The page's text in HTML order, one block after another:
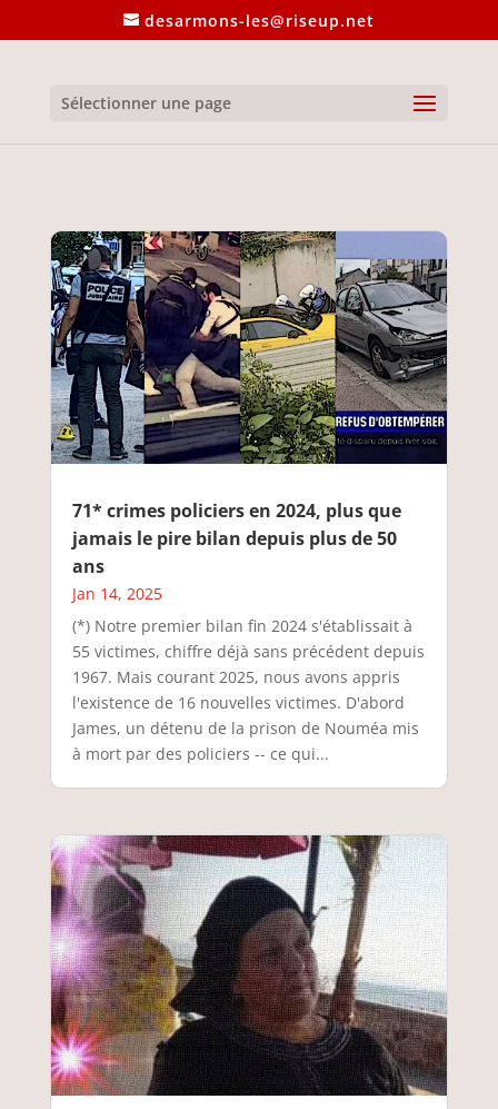
desarmons-les@riseup.net
Sélectionner une page
71* crimes policiers en 2024, plus que
jamais le pire bilan depuis plus de 50
ans
Jan 14, 2025
(*) Notre premier bilan fin 2024 s'établissait à
55 victimes, chiffre déjà sans précédent depuis
1967. Mais courant 2025, nous avons appris
l'existence de 16 nouvelles victimes. D'abord
James, un détenu de la prison de Nouméa mis
à mort par des policiers -- ce qui...